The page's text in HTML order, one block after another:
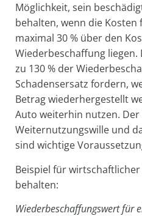
Möglichkeit, sein
behalten, wenn die
maximal 30 % über den
Wiederbeschaffung liegen.
zu 130 % der
Schadensersatz fordern,
Betrag wiederhergestellt
Auto weiterhin nutzen.
Weiternutzungswille und
sind wichtige
Beispiel für
behalten:
Wiederbeschaffungswert für